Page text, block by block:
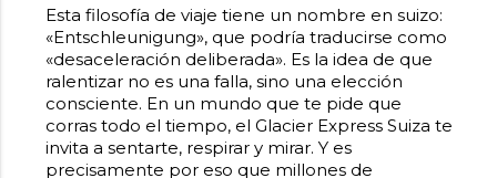
Esta filosofía de viaje tiene un nombre en suizo:
«Entschleunigung», que podría traducirse como
«desaceleración deliberada». Es la idea de que
ralentizar no es una falla, sino una elección
consciente. En un mundo que te pide que
corras todo el tiempo, el Glacier Express Suiza te
invita a sentarte, respirar y mirar. Y es
precisamente por eso que millones de